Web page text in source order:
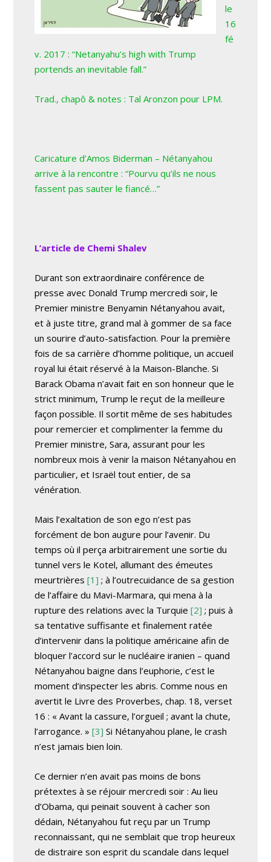
le
16
fé
v. 2017 : “Netanyahu’s high with Trump
portends an inevitable fall.”
Trad., chapô & notes : Tal Aronzon pour LPM.
Caricature d’Amos Biderman – Nétanyahou
arrive à la rencontre : “Pourvu qu’ils ne nous
fassent pas sauter le fiancé…”
L’article de Chemi Shalev
Durant son extraordinaire conférence de
presse avec Donald Trump mercredi soir, le
Premier ministre Benyamin Nétanyahou avait,
et à juste titre, grand mal à gommer de sa face
un sourire d’auto-satisfaction. Pour la première
fois de sa carrière d’homme politique, un accueil
royal lui était réservé à la Maison-Blanche. Si
Barack Obama n’avait fait en son honneur que le
strict minimum, Trump le reçut de la meilleure
façon possible. Il sortit même de ses habitudes
pour remercier et complimenter la femme du
Premier ministre, Sara, assurant pour les
nombreux mois à venir la maison Nétanyahou en
particulier, et Israël tout entier, de sa
vénération.
Mais l’exaltation de son ego n’est pas
forcément de bon augure pour l’avenir. Du
temps où il perça arbitrairement une sortie du
tunnel vers le Kotel, allumant des émeutes
meurtrières[1] ; à l’outrecuidance de sa gestion
de l’affaire du Mavi-Marmara, qui mena à la
rupture des relations avec la Turquie[2] ; puis à
sa tentative suffisante et finalement ratée
d’intervenir dans la politique américaine afin de
bloquer l’accord sur le nucléaire iranien – quand
Nétanyahou baigne dans l’euphorie, c’est le
moment d’inspecter les abris. Comme nous en
avertit le Livre des Proverbes, chap. 18, verset
16 : « Avant la cassure, l’orgueil ; avant la chute,
l’arrogance. »[3] Si Nétanyahou plane, le crash
n’est jamais bien loin.
Ce dernier n’en avait pas moins de bons
prétextes à se réjouir mercredi soir : Au lieu
d’Obama, qui peinait souvent à cacher son
dédain, Nétanyahou fut reçu par un Trump
reconnaissant, qui ne semblait que trop heureux
de distraire son esprit du scandale dans lequel